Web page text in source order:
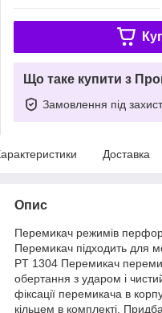
Що таке купити з
Замовлення під
Доставка
Опис
Перемикач режимів
Перемикач підходить для
PT 1304 Перемикач
обертання з ударом і
фіксації перемикача в
кільцем в комплекті.